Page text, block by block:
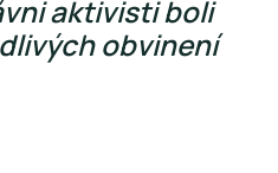
aktivisti boli
obvinení